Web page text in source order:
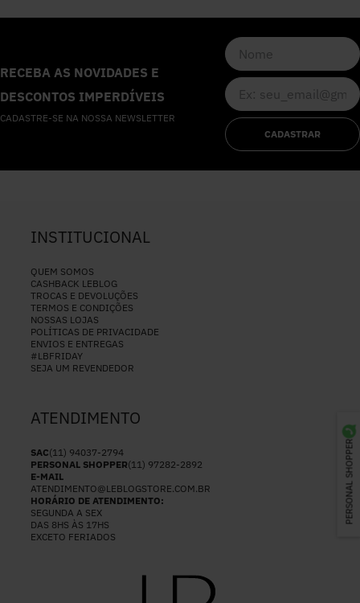
PERSONAL SHOPPER
RECEBA AS NOVIDADES E
DESCONTOS IMPERDÍVEIS
CADASTRE-SE NA NOSSA NEWSLETTER
CADASTRAR
INSTITUCIONAL
QUEM SOMOS
CASHBACK LEBLOG
TROCAS E DEVOLUÇÕES
TERMOS E CONDIÇÕES
NOSSAS LOJAS
POLÍTICAS DE PRIVACIDADE
ENVIOS E ENTREGAS
#LBFRIDAY
SEJA UM REVENDEDOR
ATENDIMENTO
SAC(11) 94037-2794
PERSONAL SHOPPER(11) 97282-2892
E-MAIL
ATENDIMENTO@LEBLOGSTORE.COM.BR
HORÁRIO DE ATENDIMENTO:
SEGUNDA A SEX
DAS 8HS ÀS 17HS
EXCETO FERIADOS